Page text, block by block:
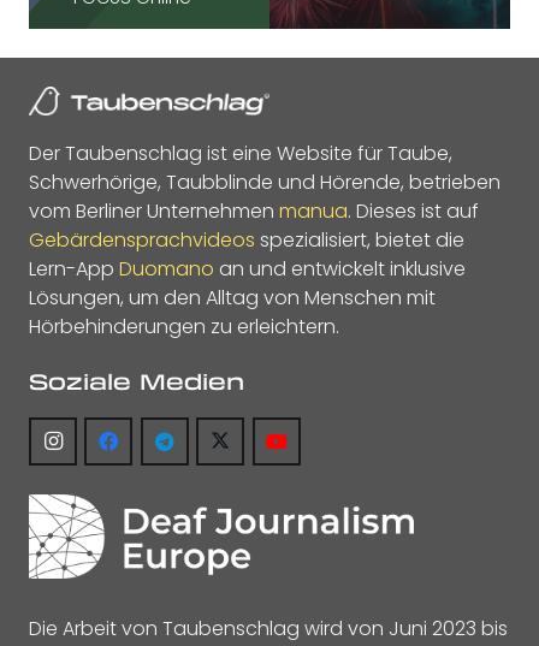
Der Taubenschlag ist eine Website für Taube,
Schwerhörige, Taubblinde und Hörende, betrieben
vom Berliner Unternehmen manua. Dieses ist auf
Gebärdensprachvideos spezialisiert, bietet die
Lern-App Duomano an und entwickelt inklusive
Lösungen, um den Alltag von Menschen mit
Hörbehinderungen zu erleichtern.
Soziale Medien
Die Arbeit von Taubenschlag wird von Juni 2023 bis